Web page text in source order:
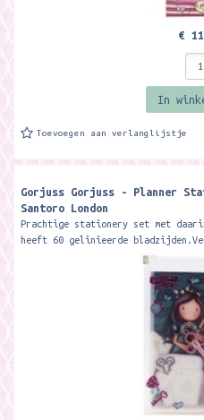
€
In
Toevoegen aan verlanglijstje
Gorjuss Gorjuss - Planner
Santoro London
Prachtige stationery set met
heeft 60 gelinieerde